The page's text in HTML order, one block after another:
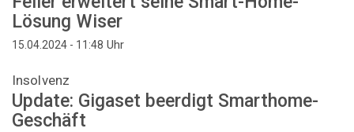
Lösung Wiser
15.04.2024 - 11:48 Uhr
Insolvenz
Update: Gigaset beerdigt Smarthome-
Geschäft